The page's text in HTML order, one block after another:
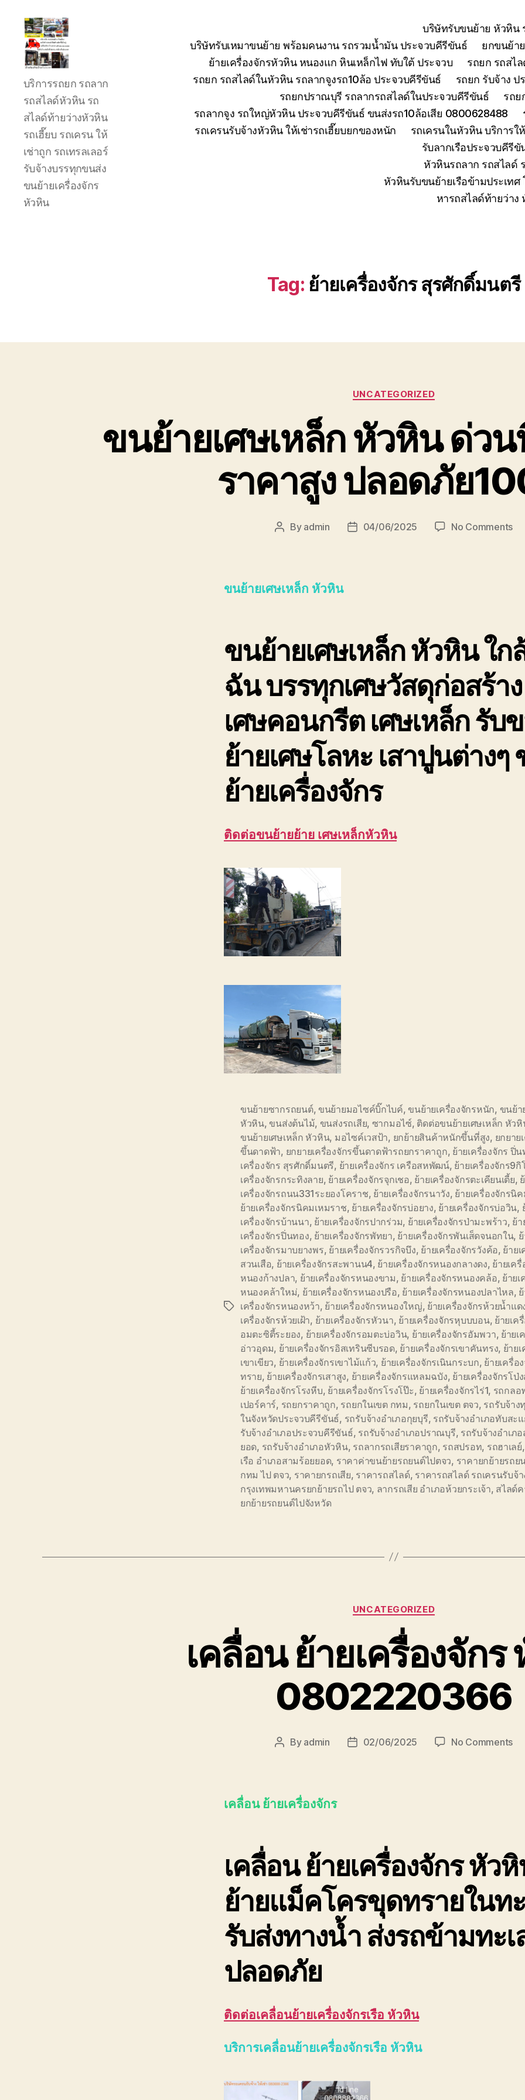
ลาก
รถ
สไลด์
เขต
หัวหิน
24
ชั่วโมง
ติดต่อ
โทร
บริการรถยก รถลาก
รถสไลด์หัวหิน รถ
สไลด์ท้ายว่างหัวหิน
รถเฮี๊ยบ รถเครน ให้
เช่าถูก รถเทรลเลอร์
รับจ้างบรรทุกขนส่ง
ขนย้ายเครื่องจักร
หัวหิน
บริษัทรับขนย้าย หัวหิน
บริษัทรับเหมาขนย้าย พร้อมคนงาน รถรวมน้ำมัน ประจวบคีรีขันธ์
ยกขนย้า
ย้ายเครื่องจักรหัวหิน หนองแก หินเหล็กไฟ ทับใต้ ประจวบ
รถยก รถสไ
รถยก รถสไลด์ในหัวหิน รถลากจูงรถ10ล้อ ประจวบคีรีขันธ์
รถยก รับจ้าง ป
รถยกปราณบุรี รถลากรถสไลด์ในประจวบคีรีขันธ์
รถย
รถลากจูง รถใหญ่หัวหิน ประจวบคีรีขันธ์ ขนส่งรถ10ล้อเสีย 0800628488
รถเครนรับจ้างหัวหิน ให้เช่ารถเฮี๊ยบยกของหนัก
รถเครนในหัวหิน บริการ
รับลากเรือประจวบคีรี
หัวหินรถลาก รถสไลด์
หัวหินรับขนย้ายเรือข้ามประเท
หารถสไลด์ท้ายว่า
Tag: ย้ายเครื่องจักร สุรศักดิ์มนตรี
Categories
UNCATEGORIZED
ขนย้ายเศษเหล็ก หัวหิน ด่ว
ราคาสูง ปลอดภัย
Post
By admin
Post04/06/2025 No Commentson
รับ
ซื้อ
สูง
ปล
ขนย้ายเศษเหล็ก หัวหิน
ขนย้ายเศษเหล็ก หัวหินใก
ฉัน บรรทุกเศษวัสดุก่อสร้าง
เศษคอนกรีต เศษเหล็ก รับ
ย้ายเศษโลหะ เสาปูนต่างๆ
ย้ายเครื่องจักร
ติดต่อขนย้ายย้าย เศษเหล็กหัวหิน
Tags
ขนย้ายซากรถยนต์, ขนย้ายมอไซค์บิ๊กไบค์, ขนย้ายเครื่องจักรหนัก, ขนย้า
หัวหิน, ขนส่งต้นไม้, ขนส่งรถเสีย, ซากมอไซ์, ติดต่อขนย้ายเศษเหล็ก หัว
ขนย้ายเศษเหล็ก หัวหิน, มอไซค์เวสป้า, ยกย้ายสินค้าหนักขึ้นที่สูง, ยกยาย
ขึ้นดาดฟ้า, ยกยายเครื่องจักรขึ้นดาดฟ้ารถยกราคาถูก, ย้ายเครื่องจักร ปิ่
เครื่องจักร สุรศักดิ์มนตรี, ย้ายเครื่องจักร เครือสหพัฒน์, ย้ายเครื่องจักร9กิ
เครื่องจักรกระทิงลาย, ย้ายเครื่องจักรจุกเชอ, ย้ายเครื่องจักรตะเคียนเตี้ย,
เครื่องจักรถนน331ระยองโคราช, ย้ายเครื่องจักรนาวัง, ย้ายเครื่องจักรนิ
ย้ายเครื่องจักรนิคมเหมราช, ย้ายเครื่องจักรบ่อยาง, ย้ายเครื่องจักรบ่อวิน,
เครื่องจักรบ้านนา, ย้ายเครื่องจักรปากร่วม, ย้ายเครื่องจักรป่ามะพร้าว, ย้า
เครื่องจักรปิ่นทอง, ย้ายเครื่องจักรพัทยา, ย้ายเครื่องจักรพันเส็ดจนอกใน,
เครื่องจักรมาบยางพร, ย้ายเครื่องจักรวรกิจบึง, ย้ายเครื่องจักรวังค้อ, ย้าย
สวนเสือ, ย้ายเครื่องจักรสะพานน4, ย้ายเครื่องจักรหนองกลางดง, ย้ายเค
หนองก้างปลา, ย้ายเครื่องจักรหนองขาม, ย้ายเครื่องจักรหนองคล้อ, ย้ายเ
หนองคล้าใหม่, ย้ายเครื่องจักรหนองปรือ, ย้ายเครื่องจักรหนองปลาไหล,
เครื่องจักรหนองหว้า, ย้ายเครื่องจักรหนองใหญ่, ย้ายเครื่องจักรห้วยน้ำแด
เครื่องจักรห้วยเฝ้า, ย้ายเครื่องจักรหัวนา, ย้ายเครื่องจักรหุบบบอน, ย้ายเค
อมตะซิตี้ระยอง, ย้ายเครื่องจักรอมตะบ่อวิน, ย้ายเครื่องจักรอัมพวา, ย้ายเ
อ่าวอุดม, ย้ายเครื่องจักรอิสเทรินซีบรอด, ย้ายเครื่องจักรเขาคันทรง, ย้าย
เขาเขียว, ย้ายเครื่องจักรเขาไม้แก้ว, ย้ายเครื่องจักรเนินกระบก, ย้ายเครื่อ
ทราย, ย้ายเครื่องจักรเสาสูง, ย้ายเครื่องจักรแหลมฉบัง, ย้ายเครื่องจักรโป่
ย้ายเครื่องจักรโรงหีบ, ย้ายเครื่องจักรโรงโป๊ะ, ย้ายเครื่องจักรไร่1, รถกลอ
เปอร์คาร์, รถยกราคาถูก, รถยกในเขต กทม, รถยกในเขต ตจว, รถรับจ้าง
ในจังหวัดประจวบคีรีขันธ์, รถรับจ้างอำเภอกุยบุรี, รถรับจ้างอำเภอทับสะ
รับจ้างอำเภอประจวบคีรีขันธ์, รถรับจ้างอำเภอปราณบุรี, รถรับจ้างอำเภ
ยอด, รถรับจ้างอำเภอหัวหิน, รถลากรถเสียราคาถูก, รถสปรอท, รถฮาเลย์,
เรือ อำเภอสามร้อยยอด, ราคาค่าขนย้ายรถยนต์ไปตจว, ราคายกย้ายรถย
กทม ไป ตจว, ราคายกรถเสีย, ราคารถสไลด์, ราคารถสไลด์ รถเครนรับจ้า
กรุงเทพมหานครยกย้ายรถไป ตจว, ลากรถเสีย อำเภอห้วยกระเจ้า, สไลด์
ยกย้ายรถยนต์ไปจังหวัด
Categories
UNCATEGORIZED
เคลื่อน ย้ายเครื่องจักร
0802220366
Post
By admin
Post02/06/2025 No Commentson
เคลื่อน ย้ายเครื่องจักร
เคลื่อน ย้ายเครื่องจักร หัว
ย้ายแม็คโครขุดทรายในท
รับส่งทางน้ำ ส่งรถข้ามทะเ
ปลอดภัย
ติดต่อเคลื่อนย้ายเครื่องจักรเรือ หัวหิน
บริการเคลื่อนย้ายเครื่องจักรเรือ หัวหิน